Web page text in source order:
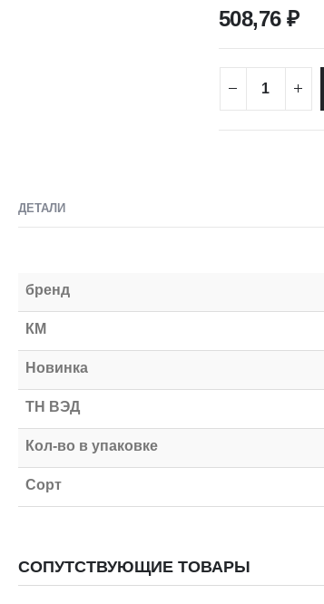
508,76₽
ДЕТАЛИ
бренд
КМ
Новинка
ТН ВЭД
Кол-во в упаковке
Сорт
СОПУТСТВУЮЩИЕ ТОВАРЫ